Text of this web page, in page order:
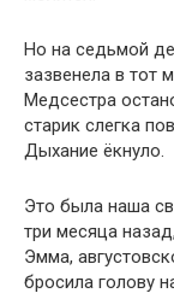
Но на седьмой
зазвенела в тот
Медсестра
старик слегка
Дыхание ёкнуло.
Это была наша
три месяца
Эмма,
бросила голову